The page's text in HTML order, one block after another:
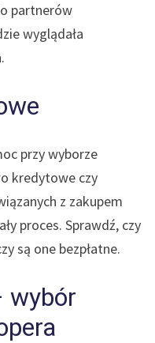
partnerów
wyglądała
przy wyborze
kredytowe czy
z zakupem
proces. Sprawdź, czy
są one bezpłatne.
wybór